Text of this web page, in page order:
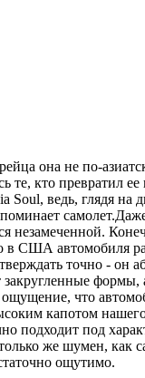
она не по-
кто превратил
ведь, глядя на
незамеченной.
США автомобиля
точно -
что
капотом
под
же шумен, как
ощутимо.